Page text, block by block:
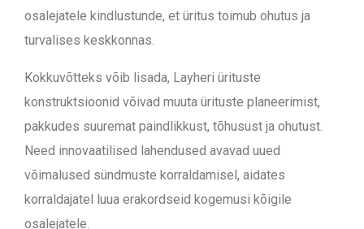
osalejatele kindlustunde, et üritus toimub ohutus ja
turvalises keskkonnas.
Kokkuvõtteks võib lisada, Layheri ürituste
konstruktsioonid võivad muuta ürituste planeerimist,
pakkudes suuremat paindlikkust, tõhusust ja ohutust.
Need innovaatilised lahendused avavad uued
võimalused sündmuste korraldamisel, aidates
korraldajatel luua erakordseid kogemusi kõigile
osalejatele.